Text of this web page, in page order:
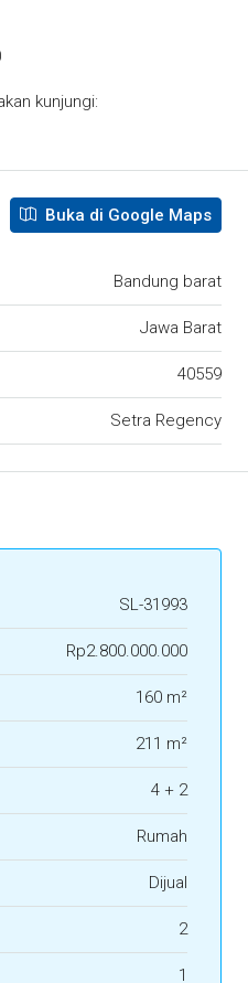
kunjungi:
Buka di Google Maps
Bandung barat
Jawa Barat
40559
Setra Regency
SL-31993
Rp2.800.000.000
160 m²
211 m²
4 + 2
Rumah
Dijual
2
1